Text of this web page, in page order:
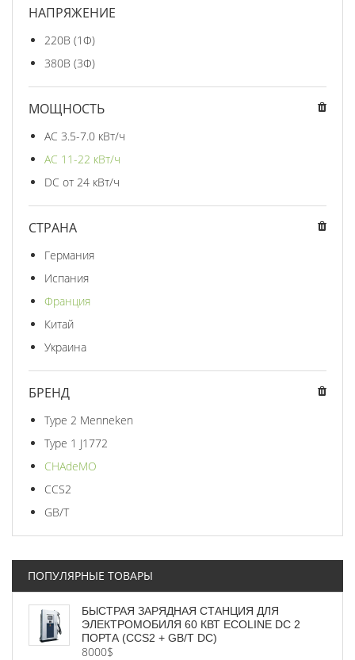
НАПРЯЖЕНИЕ
220В (1Ф)
380В (3Ф)
МОЩНОСТЬ
AC 3.5-7.0 кВт/ч
AC 11-22 кВт/ч
DC от 24 кВт/ч
СТРАНА
Германия
Испания
Франция
Китай
Украина
БРЕНД
Type 2 Menneken
Type 1 J1772
CHAdeMO
CCS2
GB/T
ПОПУЛЯРНЫЕ ТОВАРЫ
БЫСТРАЯ ЗАРЯДНАЯ СТАНЦИЯ ДЛЯ
ЭЛЕКТРОМОБИЛЯ 60 КВТ ECOLINE DC 2
ПОРТА (CCS2 + GB/T DC)
8000$